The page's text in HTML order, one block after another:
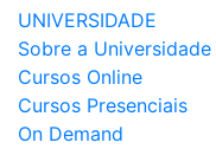
UNIVERSIDADE
Sobre a Universidade
Cursos Online
Cursos Presenciais
On Demand